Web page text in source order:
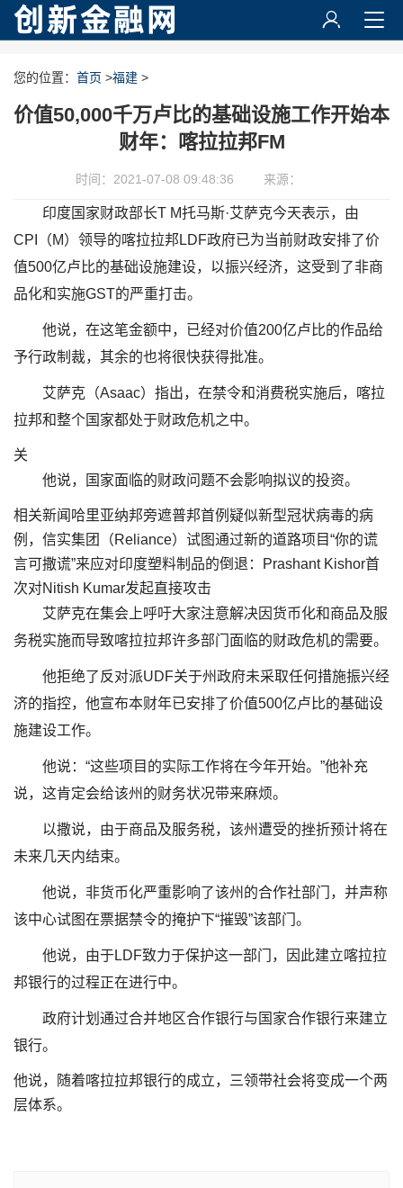
您的位置： 首页 >福建 >
价值50,000千万卢比的基础设施工作开始本
财年：喀拉拉邦FM
时间：2021-07-08 09:48:36 来源：
印度国家财政部长T M托马斯·艾萨克今天表示，由
CPI（M）领导的喀拉拉邦LDF政府已为当前财政安排了价
值500亿卢比的基础设施建设，以振兴经济，这受到了非商
品化和实施GST的严重打击。
他说，在这笔金额中，已经对价值200亿卢比的作品给
予行政制裁，其余的也将很快获得批准。
艾萨克（Asaac）指出，在禁令和消费税实施后，喀拉
拉邦和整个国家都处于财政危机之中。
关
他说，国家面临的财政问题不会影响拟议的投资。
相关新闻哈里亚纳邦旁遮普邦首例疑似新型冠状病毒的病
例，信实集团（Reliance）试图通过新的道路项目“你的谎
言可撒谎”来应对印度塑料制品的倒退：Prashant Kishor首
次对Nitish Kumar发起直接攻击
艾萨克在集会上呼吁大家注意解决因货币化和商品及服
务税实施而导致喀拉拉邦许多部门面临的财政危机的需要。
他拒绝了反对派UDF关于州政府未采取任何措施振兴经
济的指控，他宣布本财年已安排了价值500亿卢比的基础设
施建设工作。
他说：“这些项目的实际工作将在今年开始。”他补充
说，这肯定会给该州的财务状况带来麻烦。
以撒说，由于商品及服务税，该州遭受的挫折预计将在
未来几天内结束。
他说，非货币化严重影响了该州的合作社部门，并声称
该中心试图在票据禁令的掩护下“摧毁”该部门。
他说，由于LDF致力于保护这一部门，因此建立喀拉拉
邦银行的过程正在进行中。
政府计划通过合并地区合作银行与国家合作银行来建立
银行。
他说，随着喀拉拉邦银行的成立，三领带社会将变成一个两
层体系。